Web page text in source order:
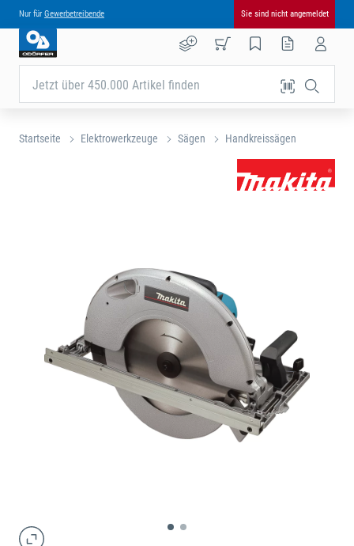
Nur für Gewerbetreibende Sie sind nicht angemeldet
Jetzt über 450.000 Artikel finden
Startseite Elektrowerkzeuge Sägen Handkreissägen